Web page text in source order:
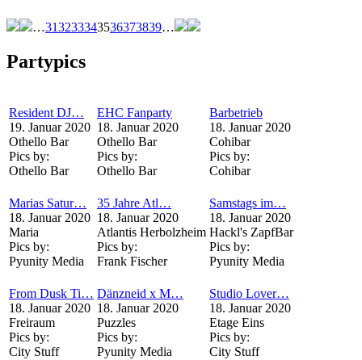
…313233343536373839…
Partypics
Resident DJ…
19. Januar 2020
Othello Bar
Pics by:
Othello Bar
EHC Fanparty
18. Januar 2020
Othello Bar
Pics by:
Othello Bar
Barbetrieb
18. Januar 2020
Cohibar
Pics by:
Cohibar
Marias Satur…
18. Januar 2020
Maria
Pics by:
Pyunity Media
35 Jahre Atl…
18. Januar 2020
Atlantis Herbolzheim
Pics by:
Frank Fischer
Samstags im…
18. Januar 2020
Hackl's ZapfBar
Pics by:
Pyunity Media
From Dusk Ti…
18. Januar 2020
Freiraum
Pics by:
City Stuff
Dänzneid x M…
18. Januar 2020
Puzzles
Pics by:
Pyunity Media
Studio Lover…
18. Januar 2020
Etage Eins
Pics by:
City Stuff